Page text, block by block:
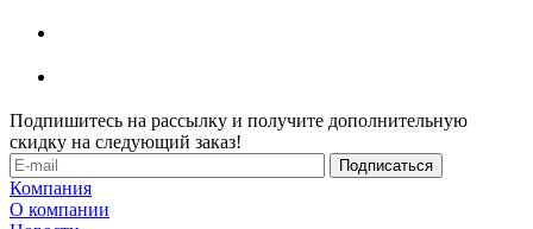
Подпишитесь на рассылку и получите дополнительную
скидку на следующий заказ!
Компания
О компании